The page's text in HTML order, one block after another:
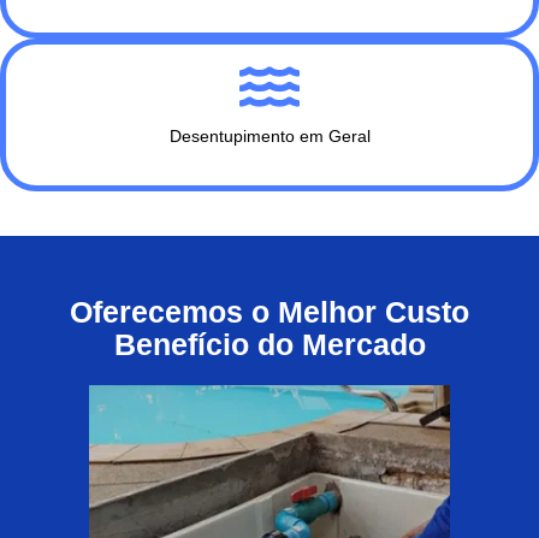
Desentupimento em Geral
Oferecemos o Melhor Custo
Benefício do Mercado